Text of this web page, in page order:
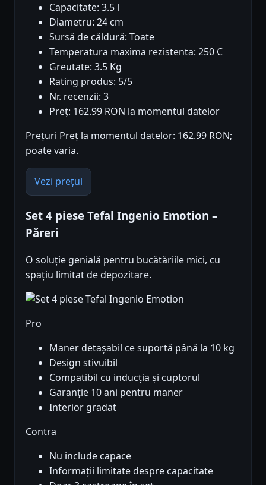
Capacitate: 3.5 l
Diametru: 24 cm
Sursă de căldură: Toate
Temperatura maxima rezistenta: 250 C
Greutate: 3.5 Kg
Rating produs: 5/5
Nr. recenzii: 3
Preț: 162.99 RON la momentul datelor
Prețuri Preț la momentul datelor: 162.99 RON;
poate varia.
Vezi prețul
Set 4 piese Tefal Ingenio Emotion –
Păreri
O soluție genială pentru bucătăriile mici, cu
spațiu limitat de depozitare.
Pro
Maner detașabil ce suportă până la 10 kg
Design stivuibil
Compatibil cu inducția și cuptorul
Garanție 10 ani pentru maner
Interior gradat
Contra
Nu include capace
Informații limitate despre capacitate